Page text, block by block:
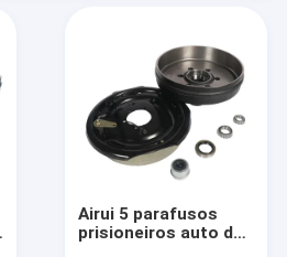
Airui 5 parafusos
prisioneiros auto do